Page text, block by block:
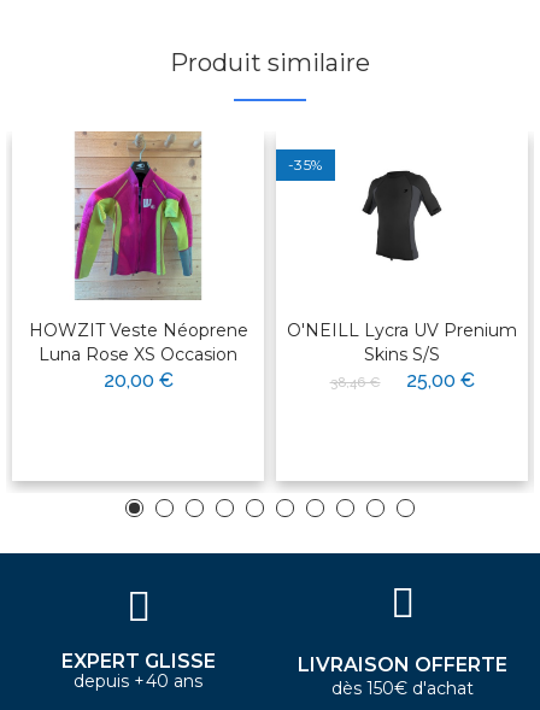
Produit similaire
HOWZIT Veste Néoprene
Luna Rose XS Occasion
20,00 €
-35%
O'NEILL Lycra UV Prenium
Skins S/S
38,46 € 25,00 €
EXPERT GLISSE
depuis +40 ans
LIVRAISON OFFERTE
dès 150€ d'achat